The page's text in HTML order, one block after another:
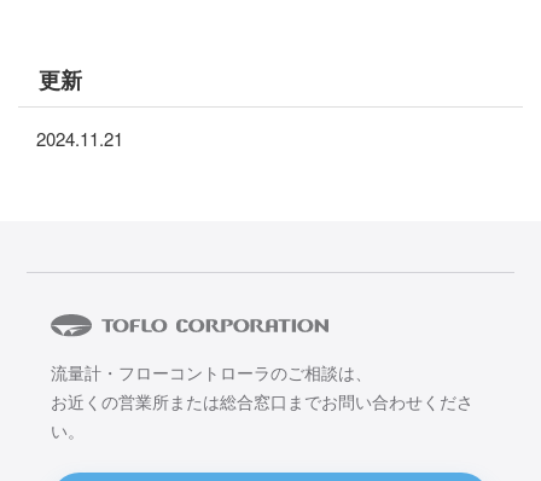
更新
2024.11.21
流量計・フローコントローラのご相談は、
お近くの営業所または総合窓口までお問い合わせくださ
い。